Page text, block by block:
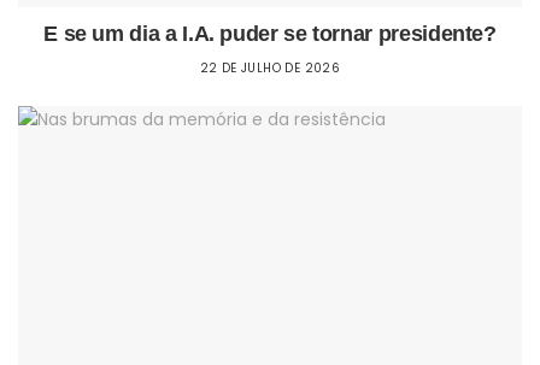
E se um dia a I.A. puder se tornar presidente?
22 DE JULHO DE 2026